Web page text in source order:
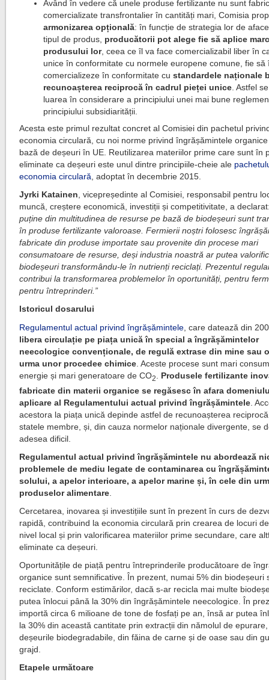
Având în vedere că unele produse fertilizante nu sunt
comercializate transfrontalier în cantități mari, Comisia
armonizarea opțională: în funcție de strategia lor de
tipul de produs, producătorii pot alege fie să aplice
produsului lor, ceea ce îl va face comercializabil liber în
unice în conformitate cu normele europene comune, fie să
comercializeze în conformitate custandardele naționale
recunoașterea reciprocă în cadrul pieței unice . Astfel
luarea în considerare a principiului unei mai bune
principiului subsidiarității.
Acesta este primul rezultat concret al Comisiei din pachetul
economia circulară, cu noi norme privind îngrășămintele
bază de deșeuri în UE. Reutilizarea materiilor prime care sunt în
eliminate ca deșeuri este unul dintre principiile-cheie ale
economia circulară , adoptat în decembrie 2015.
Jyrki Katainen , vicepreședinte al Comisiei, responsabil pentru
muncă, creștere economică, investiții și competitivitate, a
puține din multitudinea de resurse pe bază de biodeșeuri sunt
în produse fertilizante valoroase. Fermierii noștri folosesc
fabricate din produse importate sau provenite din procese mari
consumatoare de resurse, deși industria noastră ar putea
biodeșeuri transformându-le în nutrienți reciclați. Prezentul
contribui la transformarea problemelor în oportunități, pentru
pentru întreprinderi.”
Istoricul dosarului
Regulamentul actual privind îngrășămintele , care datează din
libera circulație pe piața unică în special a îngrășămintelor
neecologice convenționale, de regulă extrase din mine sau
urma unor procedee chimice . Aceste procese sunt mari
energie și mari generatoare de CO2
Produsele fertilizante
fabricate din materii organice se regăsesc în afara
aplicare al Regulamentului actual privind îngrășămintele .
acestora la piața unică depinde astfel de recunoașterea
statele membre, și, din cauza normelor naționale divergente, se
adesea dificil.
Regulamentul actual privind îngrășămintele nu abordează
problemele de mediu legate de contaminarea cu
solului, a apelor interioare, a apelor marine și, în cele din
produselor alimentare
Cercetarea, inovarea și investițiile sunt în prezent în curs de
rapidă, contribuind la economia circulară prin crearea de locuri
nivel local și prin valorificarea materiilor prime secundare, care
eliminate ca deșeuri.
Oportunitățile de piață pentru întreprinderile producătoare de
organice sunt semnificative. În prezent, numai 5% din biodeșeuri
reciclate. Conform estimărilor, dacă s-ar recicla mai multe
putea înlocui până la 30% din îngrășămintele neecologice. În
importă circa 6 milioane de tone de fosfați pe an, însă ar putea
la 30% din această cantitate prin extracții din nămolul de
deșeurile biodegradabile, din făina de carne și de oase sau din
grajd.
Etapele următoare